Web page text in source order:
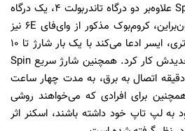
، Spin 714 علاوه‌بر دو درگاه تاندربولت ۴، یک درگاه
HDMI نیز ارائه می‌دهد. افزون‌براین، کروم‌بوک مذکور از وای‌فای 6E نیز
پشتیبانی می‌کند. در بخش باتری، ایسر ادعا می‌کند با یک بار شارژ تا ۱۰
ساعت می‌توان با کروم‌بوک جدیدش کار کرد. همچنین شارژ سریع Spin
714 می‌تواند تنها پس از ۳۰ دقیقه اتصال به برق، به مدت چهار ساعت
برای افرادی که می‌خواهند روشی
به لپ تاپ خود داشته باشند، اسکنر اثر